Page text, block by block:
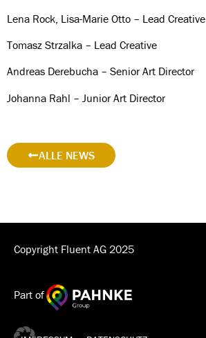
Lena Rock, Lisa-Marie Otto – Lead Creative
Tomasz Strzalka – Lead Creative
Andreas Derebucha – Senior Art Director
Johanna Rahl – Junior Art Director
ALLE NEWS
Copyright Fluent AG 2025
Part of